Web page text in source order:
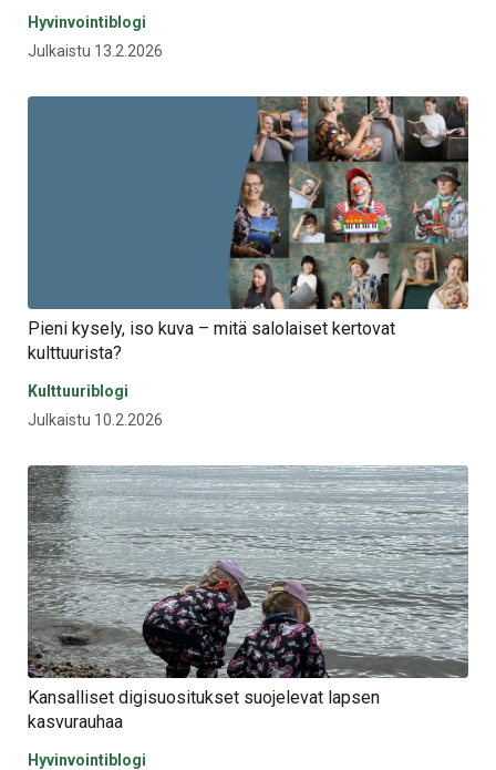
Hyvinvointiblogi
Julkaistu 13.2.2026
Pieni kysely, iso kuva – mitä salolaiset kertovat
kulttuurista?
Kulttuuriblogi
Julkaistu 10.2.2026
Kansalliset digisuositukset suojelevat lapsen
kasvurauhaa
Hyvinvointiblogi